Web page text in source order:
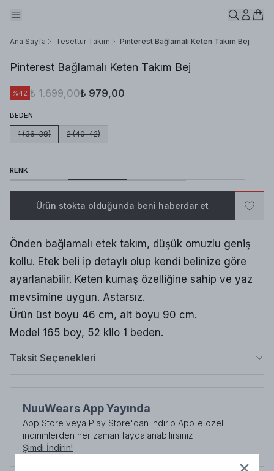
Ana Sayfa Tesettür Takım Pinterest Bağlamalı Keten Takım Bej
Pinterest Bağlamalı Keten Takım Bej
%42 ₺ 1.699,00₺ 979,00
BEDEN
1 (36-38) 2 (40-42)
RENK
Ürün stokta olduğunda beni haberdar et
Önden bağlamalı etek takım, düşük omuzlu geniş
kollu. Etek beli ip detaylı olup kendi belinize göre
ayarlanabilir. Keten kumaş özelliğine sahip ve yaz
mevsimine uygun. Astarsız.
Ürün üst boyu 46 cm, alt boyu 90 cm.
Model 165 boy, 52 kilo 1 beden.
Taksit Seçenekleri
NuuWears App Yayında
App Store veya Play Store'dan indirip App'e özel
indirimlerden her zaman faydalanabilirsiniz
Şimdi İndirin!